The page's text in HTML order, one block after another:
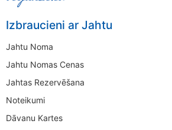
Izbraucieni ar Jahtu
Jahtu Noma
Jahtu Nomas Cenas
Jahtas Rezervēšana
Noteikumi
Dāvanu Kartes